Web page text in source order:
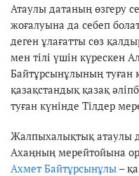
Атаулы датаның өзгеру
жоғалуына да себеп
деген ұлағатты сөз
мен тілі үшін күрескен
Байтұрсынұлының туған
қазақстандық қазақ
туған күнінде Тілдер
Жалпыхалықтық атаулы
Ахаңның мерейтойына
Ахмет Байтұрсынұлы –